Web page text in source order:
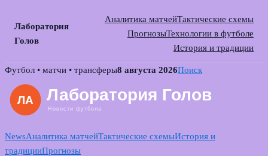
Лаборатория
Голов
Аналитика матчейТактические схемы
ПрогнозыТехнологии в футболе
История и традиции
Skip
content
Футбол • матчи • трансферы8 августа 2026Поиск
NewsАналитика матчейТактические схемыИстория и
традицииПрогнозы